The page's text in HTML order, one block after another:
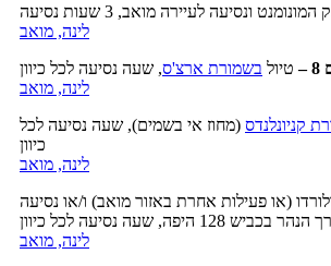
ונסיעה לעיירה מואב, 3 שעות נסיעה
לינה, מואב
–טיול בשמורת ארצ'ס, שעה נסיעה לכל כיוון
לינה, מואב
קניונלנדס (מחוז אי בשמים), שעה נסיעה לכל
כיוון
לינה, מואב
(או פעילות אחרת באזור מואב) ו/או נסיעה
היפה, שעה נסיעה לכל כיוון
לינה, מואב